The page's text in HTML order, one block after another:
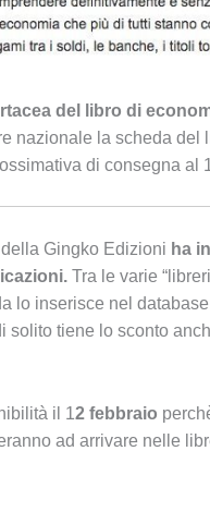
del libro di
nazionale la scheda del
di consegna al
Gingko Edizioni ha
Tra le varie
lo inserisce nel
tiene lo sconto
il 12 febbraio
ad arrivare nelle